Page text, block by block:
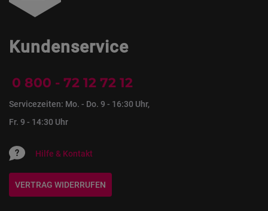
Kundenservice
0 800 - 72 12 72 12
Servicezeiten: Mo. - Do. 9 - 16:30 Uhr,
Fr. 9 - 14:30 Uhr
Hilfe & Kontakt
VERTRAG WIDERRUFEN